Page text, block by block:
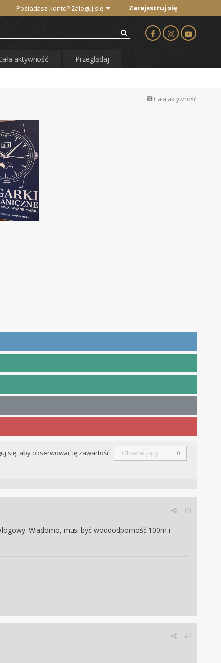
Posiadasz konto? Zaloguj się Zarejestruj się
aktywność Przeglądaj
Cała aktywność
się, aby obserwować tę zawartość Obserwujący 0
#1
Wiadomo, musi być wodoodporność 100m i
#2